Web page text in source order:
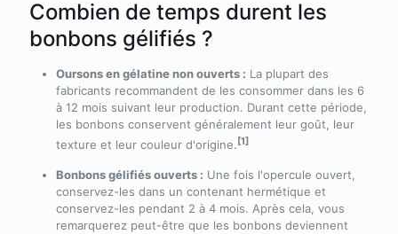
Combien de temps durent les
bonbons gélifiés ?
Oursons en gélatine non ouverts : La plupart des
fabricants recommandent de les consommer dans les 6
à 12 mois suivant leur production. Durant cette période,
les bonbons conservent généralement leur goût, leur
texture et leur couleur d'origine.[1]
Bonbons gélifiés ouverts : Une fois l'opercule ouvert,
conservez-les dans un contenant hermétique et
conservez-les pendant 2 à 4 mois. Après cela, vous
remarquerez peut-être que les bonbons deviennent